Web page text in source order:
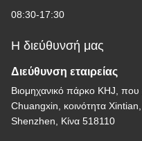
08:30-17:30
Η διεύθυνσή μας
Διεύθυνση εταιρείας
Βιομηχανικό πάρκο KHJ, που
Chuangxin, κοινότητα
Shenzhen, Κίνα 518110